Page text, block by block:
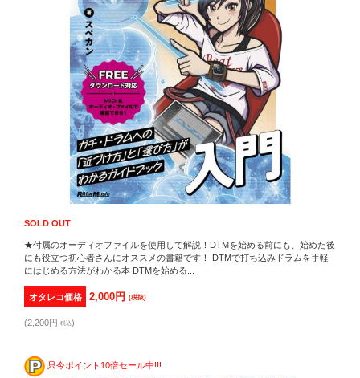
SOLD OUT
★付属のオーディオファイルを使用して解説！DTMを始める前にも、始めた後
にも役立つ初心者さんにオススメの書籍です！ DTMで打ち込みドラムを手軽
にはじめる方法がわかる本 DTMを始める...
オタレコ価格 2,000円(税抜)
(2,200円 税込)
只今ポイント10倍セール中!!!